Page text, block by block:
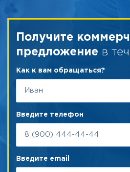
Получите
предложение в
Как к вам обращаться?
Введите телефон
Введите email